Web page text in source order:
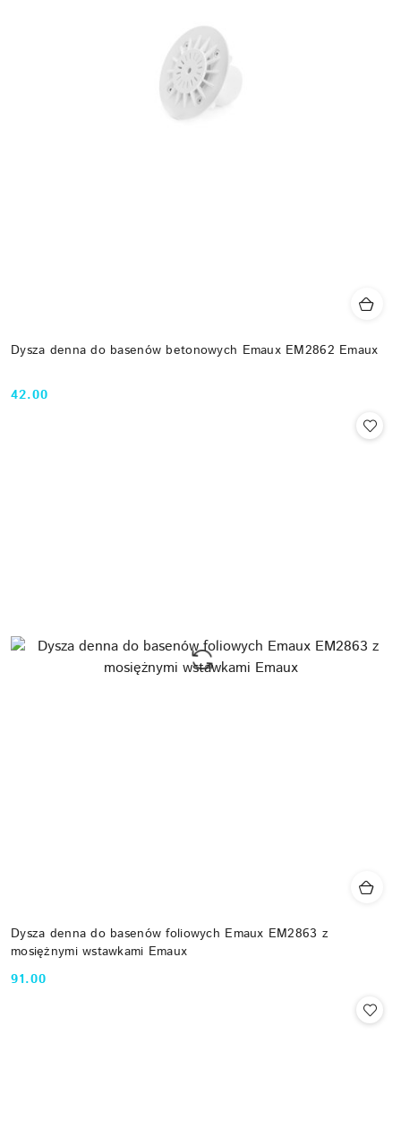
Dysza denna do basenów betonowych Emaux EM2862 Emaux
Cena:
42.00
Dysza denna do basenów foliowych Emaux EM2863 z
mosiężnymi wstawkami Emaux
Cena:
91.00